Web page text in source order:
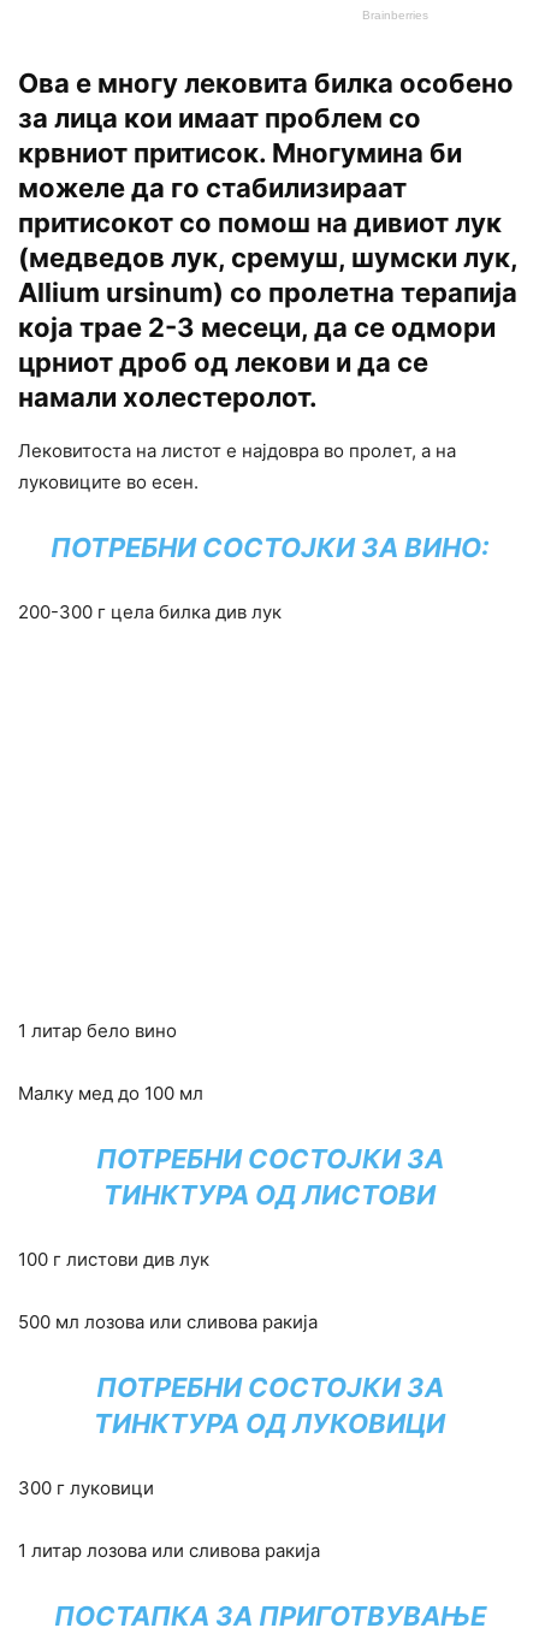
Ова е многу лековита билка особено
за лица кои имаат проблем со
крвниот притисок. Многумина би
можеле да го стабилизираат
притисокот со помош на дивиот лук
(медведов лук, сремуш, шумски лук,
Allium ursinum) со пролетна терапија
која трае 2-3 месеци, да се одмори
црниот дроб од лекови и да се
намали холестеролот.
Лековитоста на листот е најдовра во пролет, а на
луковиците во есен.
ПОТРЕБНИ СОСТОЈКИ ЗА ВИНО:
200-300 г цела билка див лук
1 литар бело вино
Малку мед до 100 мл
ПОТРЕБНИ СОСТОЈКИ ЗА
ТИНКТУРА ОД ЛИСТОВИ
100 г листови див лук
500 мл лозова или сливова ракија
ПОТРЕБНИ СОСТОЈКИ ЗА
ТИНКТУРА ОД ЛУКОВИЦИ
300 г луковици
1 литар лозова или сливова ракија
ПОСТАПКА ЗА ПРИГОТВУВАЊЕ